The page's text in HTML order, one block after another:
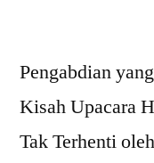
Pengabdian
Kisah Upacara
Tak Terhenti